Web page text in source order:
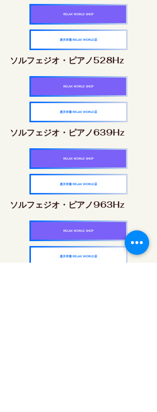
RELAX WORLD SHOP
楽天市場 RELAX WORLD店
ソルフェジオ・ピアノ528Hz
RELAX WORLD SHOP
楽天市場 RELAX WORLD店
ソルフェジオ・ピアノ639Hz
RELAX WORLD SHOP
楽天市場 RELAX WORLD店
ソルフェジオ・ピアノ963Hz
RELAX WORLD SHOP
楽天市場 RELAX WORLD店